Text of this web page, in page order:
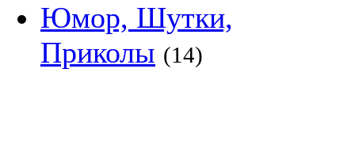
Юмор, Шутки,
Приколы (14)